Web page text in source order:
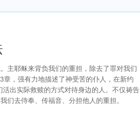
主耶稣来背负我们的重担，除去了罪对我们
，强有力地描述了神受苦的仆人，在新约
出实际救赎的方式对待身边的人。不仅祷告
们去侍奉、传福音、分担他人的重担。